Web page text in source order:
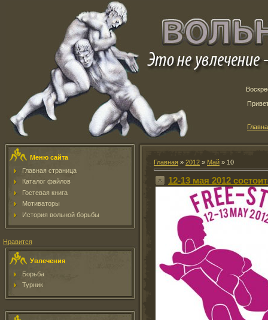
Меню сайта
Главная страница
Каталог файлов
Гостевая книга
Мотиваторы
История вольной борьбы
Нравится
Увлечения
Борьба
Турник
Главная » 2012 » Май » 10
12-13 мая 2012